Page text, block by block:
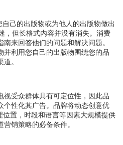
己的出版物或为他人的出版物做出
，但长格式内容并没有消失。消费
来回答他们的问题和解决问题。
利用您自己的出版物围绕您的品
。
受众群体具有可定位性，因此品
个性化其广告。品牌将动态创意优
置，时段和语言等因素大规模提供
销策略的必备条件。